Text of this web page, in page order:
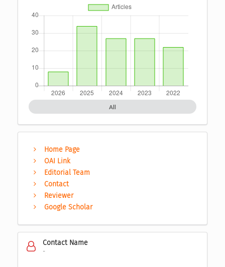
All
Home Page
OAI Link
Editorial Team
Contact
Reviewer
Google Scholar
Contact Name
-